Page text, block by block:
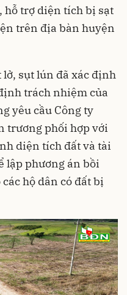
hỗ trợ diện tích bị sạt
trên địa bàn huyện
sụt lún đã xác định
trách nhiệm của
yêu cầu Công ty
trương phối hợp với
diện tích đất và tài
lập phương án bồi
hộ dân có đất bị